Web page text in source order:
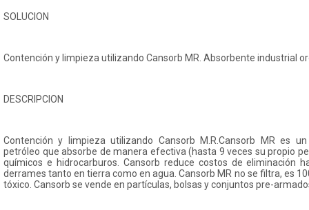
SOLUCION
Contención y limpieza utilizando Cansorb MR. Absorbente industrial
DESCRIPCION
Contención y limpieza utilizando Cansorb M.R.Cansorb MR es
petróleo que absorbe de manera efectiva (hasta 9 veces su propio
químicos e hidrocarburos. Cansorb reduce costos de eliminación
derrames tanto en tierra como en agua. Cansorb MR no se filtra, es
tóxico. Cansorb se vende en partículas, bolsas y conjuntos pre-